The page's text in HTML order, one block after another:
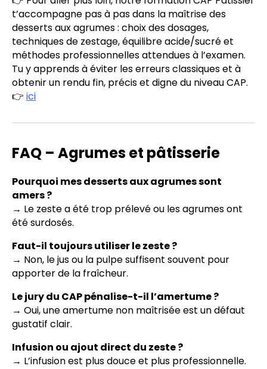
t’accompagne pas à pas dans la maîtrise des
desserts aux agrumes : choix des dosages,
techniques de zestage, équilibre acide/sucré et
méthodes professionnelles attendues à l’examen.
Tu y apprends à éviter les erreurs classiques et à
obtenir un rendu fin, précis et digne du niveau CAP.
👉 ici
FAQ – Agrumes et pâtisserie
Pourquoi mes desserts aux agrumes sont
amers ?
→ Le zeste a été trop prélevé ou les agrumes ont
été surdosés.
Faut-il toujours utiliser le zeste ?
→ Non, le jus ou la pulpe suffisent souvent pour
apporter de la fraîcheur.
Le jury du CAP pénalise-t-il l’amertume ?
→ Oui, une amertume non maîtrisée est un défaut
gustatif clair.
Infusion ou ajout direct du zeste ?
→ L’infusion est plus douce et plus professionnelle.